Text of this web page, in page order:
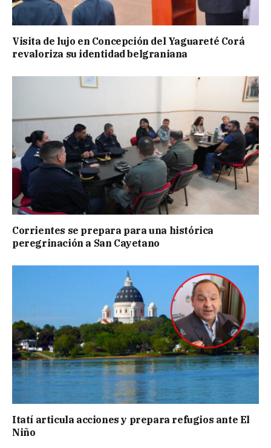
Visita de lujo en Concepción del Yaguareté Corá
revaloriza su identidad belgraniana
Corrientes se prepara para una histórica
peregrinación a San Cayetano
Itatí articula acciones y prepara refugios ante El
Niño